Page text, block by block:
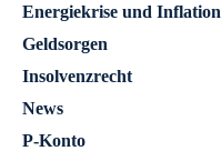
Energiekrise und Inflation
Geldsorgen
Insolvenzrecht
News
P-Konto